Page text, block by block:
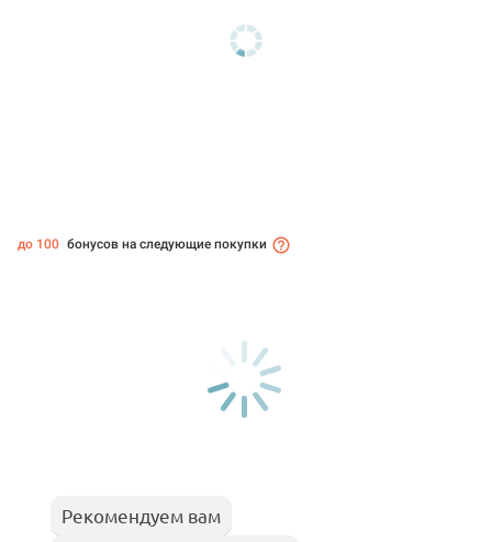
до 100 бонусов на следующие покупки
Рекомендуем вам